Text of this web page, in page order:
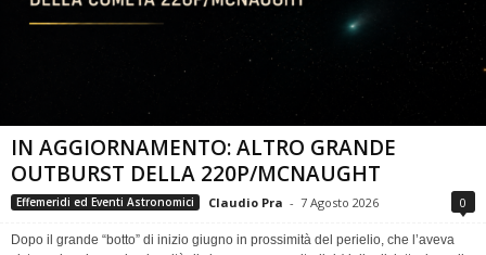
IN AGGIORNAMENTO: ALTRO GRANDE
OUTBURST DELLA 220P/MCNAUGHT
Effemeridi ed Eventi Astronomici Claudio Pra - 7 Agosto 2026 0
Dopo il grande “botto” di inizio giugno in prossimità del perielio, che l’aveva